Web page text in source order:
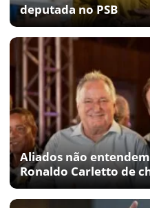
deputada no PSB
Aliados não
Ronaldo Carletto de